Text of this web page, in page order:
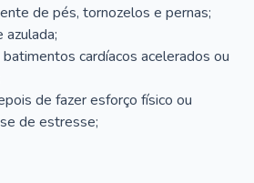
de pés, tornozelos e pernas;
azulada;
cardíacos acelerados ou
de fazer esforço físico ou
de estresse;